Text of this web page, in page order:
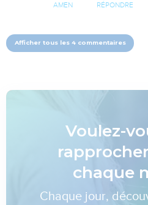
AMEN RÉPONDRE
Afficher tous les 4 commentaires
Voulez-
chaque
Chaque jour,